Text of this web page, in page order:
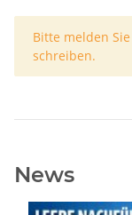
x
Bitte melden
schreiben.
News